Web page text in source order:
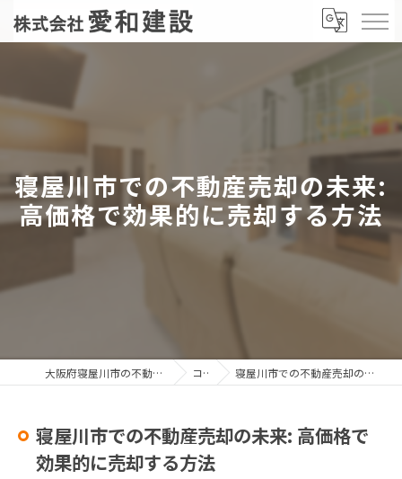
寝屋川市での不動産売却の未来:
高価格で効果的に売却する方法
大阪府寝屋川市の不動産売却なら株式会社愛和建設 コラム 寝屋川市での不動産売却の未来: 高価格で効果的に売却する方法
寝屋川市での不動産売却の未来: 高価格で
効果的に売却する方法